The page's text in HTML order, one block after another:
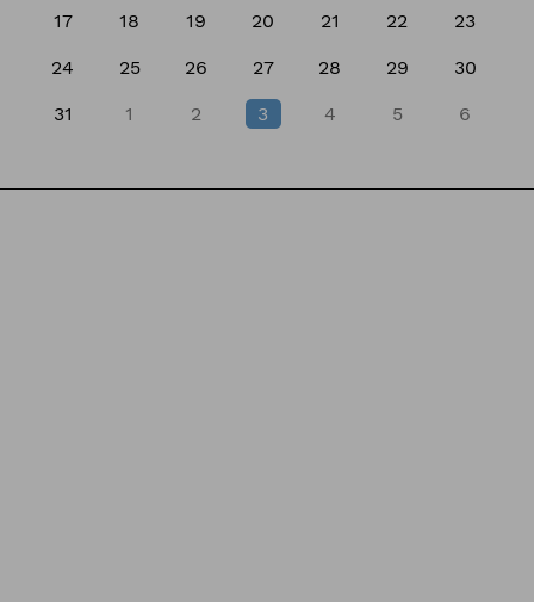
17 18 19 20 21 22 23
24 25 26 27 28 29 30
31 1 2 3 4 5 6